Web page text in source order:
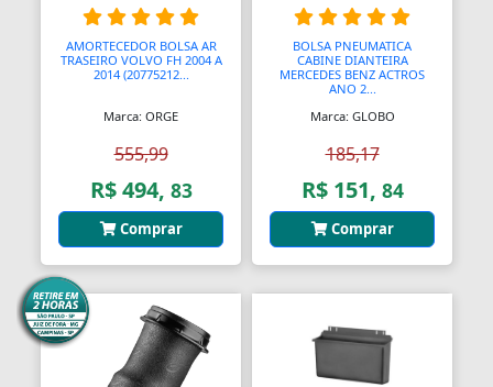
Balanças Comerciais
Balanços
Balcões
Bancos
Bancos
Bancos de Jardim
Bandejas
Banjo
AMORTECEDOR BOLSA AR
TRASEIRO VOLVO FH 2004 A
2014 (20775212...
Marca: ORGE
555,99
R$ 494, 83
Comprar
BOLSA PNEUMATICA
CABINE DIANTEIRA
MERCEDES BENZ ACTROS
ANO 2...
Marca: GLOBO
185,17
R$ 151, 84
Comprar